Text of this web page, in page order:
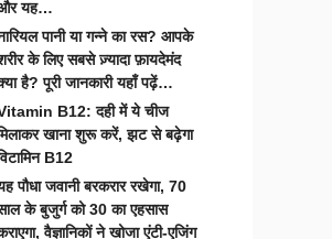
यह…
पानी या गन्ने का रस? आपके
के लिए सबसे ज़्यादा फ़ायदेमंद
है? पूरी जानकारी यहाँ पढ़ें…
B12: दही में ये चीज
खाना शुरू करें, झट से बढ़ेगा
B12
पौधा जवानी बरकरार रखेगा, 70
के बुजुर्ग को 30 का एहसास
वैज्ञानिकों ने खोजा एंटी-एजिंग